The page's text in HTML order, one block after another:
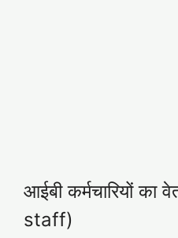
आईबी कर्मचारियों
staff)